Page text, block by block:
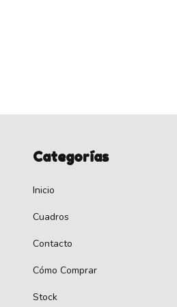
Categorías
Inicio
Cuadros
Contacto
Cómo Comprar
Stock